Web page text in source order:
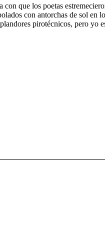
que los poetas
con antorchas de sol en
pirotécnicos, pero yo